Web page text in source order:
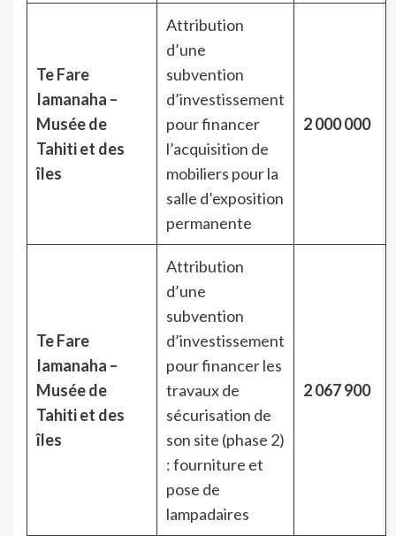
Te Fare
Iamanaha –
Musée de
Tahiti et des
îles
Attribution
d’une
subvention
d’investissement
pour financer
l’acquisition de
mobiliers pour la
salle d’exposition
permanente
2 000 000
Te Fare
Iamanaha –
Musée de
Tahiti et des
îles
Attribution
d’une
subvention
d’investissement
pour financer les
travaux de
sécurisation de
son site (phase 2)
: fourniture et
pose de
lampadaires
2 067 900